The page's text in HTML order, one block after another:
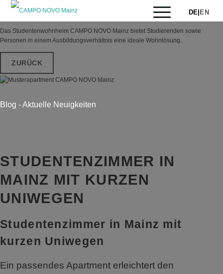
DE EN
Das Studentenwohnheim CAMPO NOVO Mainz bietet Studierenden sowie
Personen in einem Ausbildungsverhältnis eine ideale Wohnlösung.
ZURÜCK
Blog - Aktuelle Neuigkeiten
STUDENTENZIMMER IN
MAINZ MIT KURZEN
UNIWEGEN
Studentenzimmer in Mainz mit
kurzen Uniwegen
Ein passendes Apartment erleichtert den